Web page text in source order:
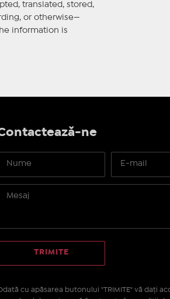
translated, stored,
or otherwise—
information is
ne
cu apăsarea butonului "TRIMITE" vă daţi